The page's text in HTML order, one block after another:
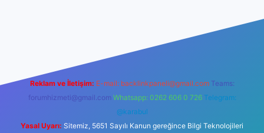
Reklam ve İletişim: E-mail: backlinkpaneli@gmail.com Teams:
forumhizmeti@gmail.com Whatsapp: 0262 606 0 726 Telegram:
@karabul
Yasal Uyarı: Sitemiz, 5651 Sayılı Kanun gereğince Bilgi Teknolojileri